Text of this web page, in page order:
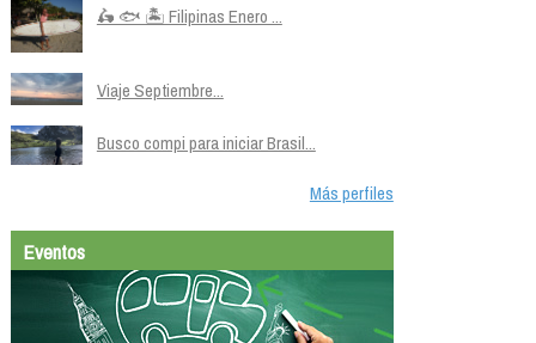
🛵 🐟 🏝️ Filipinas Enero ...
Viaje Septiembre...
Busco compi para iniciar Brasil...
Más perfiles
Eventos